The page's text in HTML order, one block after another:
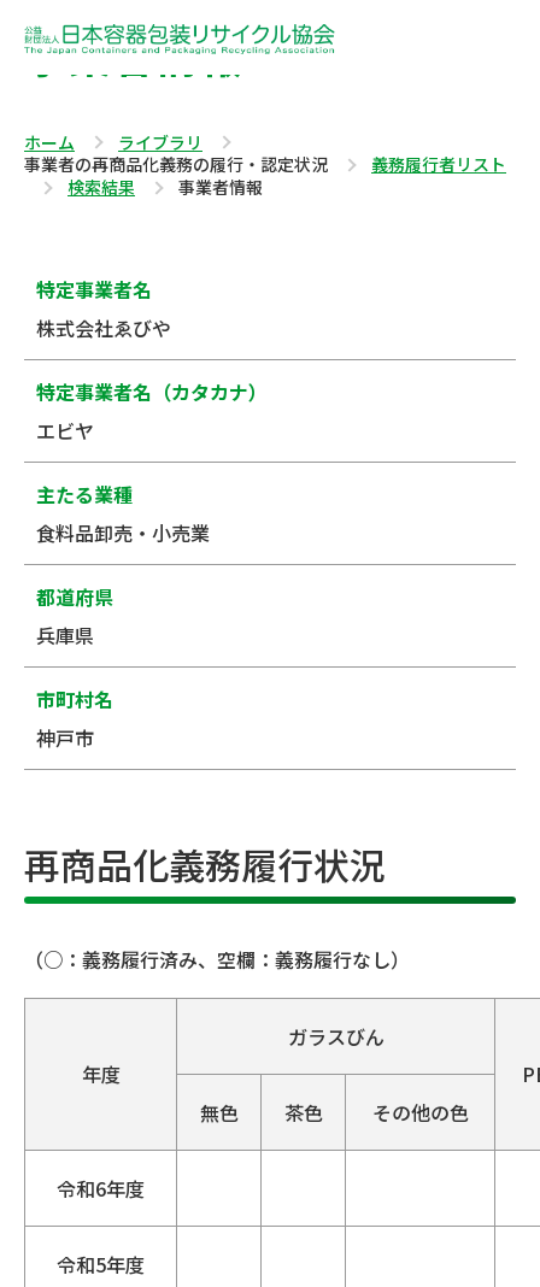
事業者情報
ホーム
ライブラリ
事業者の再商品化義務の履行・認定状況
義務履行者リスト
検索結果
事業者情報
特定事業者名
株式会社ゑびや
特定事業者名（カタカナ）
エビヤ
主たる業種
食料品卸売・小売業
都道府県
兵庫県
市町村名
神戸市
再商品化義務履行状況
（○：義務履行済み、空欄：義務履行なし）
年度
ガラスびん
無色
茶色 その他の色
令和6年度
令和5年度